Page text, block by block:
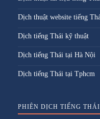
Dịch thuật website tiếng
Dịch tiếng Thái kỹ thuật
Dịch tiếng Thái tại Hà Nội
Dịch tiếng Thái tại Tphcm
PHIÊN DỊCH TIẾNG THÁI